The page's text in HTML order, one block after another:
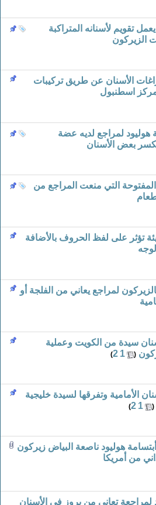
تقويم لأسنانه المتراكبة
الزيركون
الأسنان عن طريق تركيبات
اسطنبول
لمراجع لديه عضة
بعض الأسنان
التي منعت المراجع من
تؤثر على لفظ الحروف بالأضافة
لمراجع يعاني من الفلجة أو
سيدة من الكويت وعملية
‏
(
1
2
)
الأمامية وتفرقها لسيدة خليجية
1
2
)
هوليود ناصعة البياض زيركون
من أمريكا
لمراجعة تعاني من بروز في الأسنان